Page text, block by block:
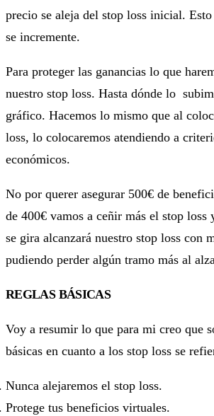
precio se aleja del stop loss inicial.
se incremente.
Para proteger las ganancias lo que
nuestro stop loss. Hasta dónde lo
gráfico. Hacemos lo mismo que al
loss, lo colocaremos atendiendo a
económicos.
No por querer asegurar 500€ de
de 400€ vamos a ceñir más el stop loss
se gira alcanzará nuestro stop loss con
pudiendo perder algún tramo más al
REGLAS BÁSICAS
Voy a resumir lo que para mi creo que
básicas en cuanto a los stop loss se
Nunca alejaremos el stop loss.
Protege tus beneficios virtuales.